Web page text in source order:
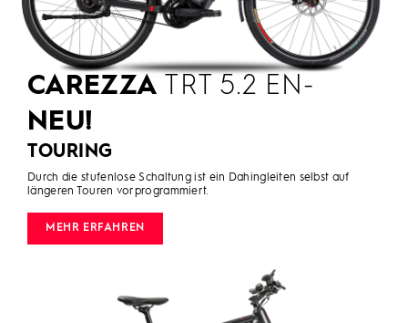
CAREZZA TRT 5.2 EN-
NEU!
TOURING
Durch die stufenlose Schaltung ist ein Dahingleiten selbst auf
längeren Touren vorprogrammiert.
MEHR ERFAHREN